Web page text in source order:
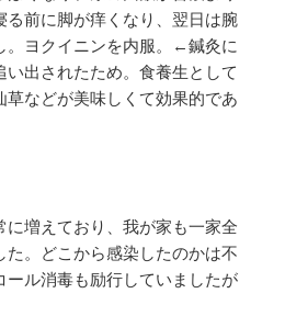
る前に脚が痒くなり、翌日は腕
。ヨクイニンを内服。←鍼灸に
い出されたため。食養生として
草などが美味しくて効果的であ
に増えており、我が家も一家全
た。どこから感染したのかは不
ール消毒も励行していましたが